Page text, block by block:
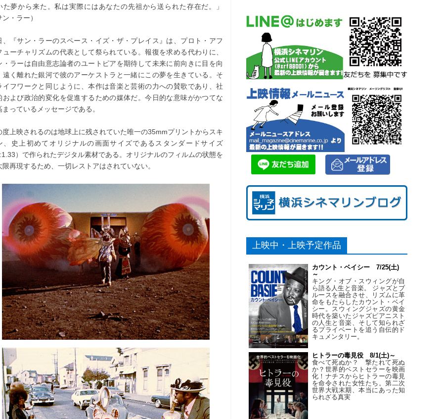
た夢から来た。私は実際にはあなたの先祖から送られた存在だ。」
ン・ラー）
、『サン・ラーのスペース・イズ・ザ・プレイス』は、プロト・アフ
ューチャリズムの代表として祭られている。報復を求める代わりに、
・ラーは自由意志論者のユートピアを期待して未来に前向きに目を向
遠く離れた銀河で彼のアーケストラと一緒にこの夢を生きている。そ
イフワークと同じように、本作は音楽と芸術の力への賛歌であり、社
および政治的変化を促進するための媒体だ。今日的な意味がかつてな
まっているメッセージである。
度上映されるのは地球上に残されていた唯一の35mmプリントからスキ
、史上初めてオリジナルの画面サイズであるスタンダードサイズ
）で作られたデジタル素材である。オリジナルのフィルムの状態を
限再現するため、一切レストアはされていない。
上映中・上映予定作品
カウント・ベイシー 7/25(土)
～
キング・オブ・スウィングが自
ら語る人生と音楽。 ジャズとブ
ルースを融合させ、リズムに革
命をもたらしたカウント・ベイ
シー。スウィングジャズの黄金
時代を築いたジャズピアニスト
の人生と音楽、そして知られざ
るプライベートを追う自伝的ド
キュメンタリー。
ヒトラーの毒見役 8/1(土)～
食べて死ぬか？ 撃たれて死ぬ
か？世界的ベストセラーを映画
化！ナチスからヒトラーの毒見
を命令された女性たち。第二次
世界大戦末期、本当にあった知
られざる真実